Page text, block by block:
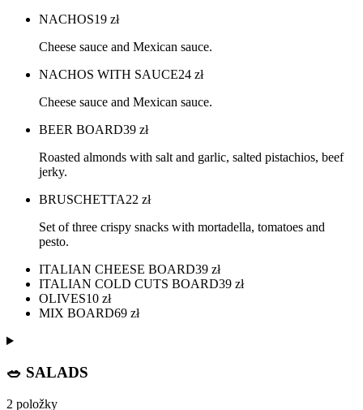
NACHOS19 zł
Cheese sauce and Mexican sauce.
NACHOS WITH SAUCE24 zł
Cheese sauce and Mexican sauce.
BEER BOARD39 zł
Roasted almonds with salt and garlic, salted pistachios, beef
jerky.
BRUSCHETTA22 zł
Set of three crispy snacks with mortadella, tomatoes and
pesto.
ITALIAN CHEESE BOARD39 zł
ITALIAN COLD CUTS BOARD39 zł
OLIVES10 zł
MIX BOARD69 zł
🥗 SALADS
2 položky